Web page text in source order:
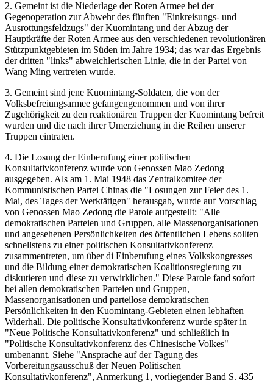
2. Gemeint ist die Niederlage der Roten Armee bei der
Gegenoperation zur Abwehr des fünften "Einkreisungs- und
Ausrottungsfeldzugs" der Kuomintang und der Abzug der
Hauptkräfte der Roten Armee aus den verschiedenen revolutionären
Stützpunktgebieten im Süden im Jahre 1934; das war das Ergebnis
der dritten "links" abweichlerischen Linie, die in der Partei von
Wang Ming vertreten wurde.
3. Gemeint sind jene Kuomintang-Soldaten, die von der
Volksbefreiungsarmee gefangengenommen und von ihrer
Zugehörigkeit zu den reaktionären Truppen der Kuomintang befreit
wurden und die nach ihrer Umerziehung in die Reihen unserer
Truppen eintraten.
4. Die Losung der Einberufung einer politischen
Konsultativkonferenz wurde von Genossen Mao Zedong
ausgegeben. Als am 1. Mai 1948 das Zentralkomitee der
Kommunistischen Partei Chinas die "Losungen zur Feier des 1.
Mai, des Tages der Werktätigen" herausgab, wurde auf Vorschlag
von Genossen Mao Zedong die Parole aufgestellt: "Alle
demokratischen Parteien und Gruppen, alle Massenorganisationen
und angesehenen Persönlichkeiten des öffentlichen Lebens sollten
schnellstens zu einer politischen Konsultativkonferenz
zusammentreten, um über di Einberufung eines Volkskongresses
und die Bildung einer demokratischen Koalitionsregierung zu
diskutieren und diese zu verwirklichen." Diese Parole fand sofort
bei allen demokratischen Parteien und Gruppen,
Massenorganisationen und parteilose demokratischen
Persönlichkeiten in den Kuomintang-Gebieten einen lebhaften
Widerhall. Die politische Konsultativkonferenz wurde später in
"Neue Politische Konsultativkonferenz" und schließlich in
"Politische Konsultativkonferenz des Chinesische Volkes"
umbenannt. Siehe "Ansprache auf der Tagung des
Vorbereitungsausschuß der Neuen Politischen
Konsultativkonferenz", Anmerkung 1, vorliegender Band S. 435